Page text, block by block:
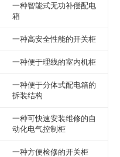
一种智能式无功补偿配电
箱
一种高安全性能的开关柜
一种便于理线的室内机柜
一种便于分体式配电箱的
拆装结构
一种可快速安装维修的自
动化电气控制柜
一种方便检修的开关柜